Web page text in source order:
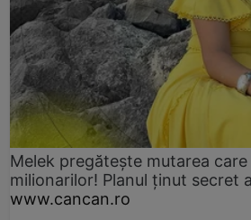
Melek pregătește mutarea
milionarilor! Planul ținut secret
www.cancan.ro